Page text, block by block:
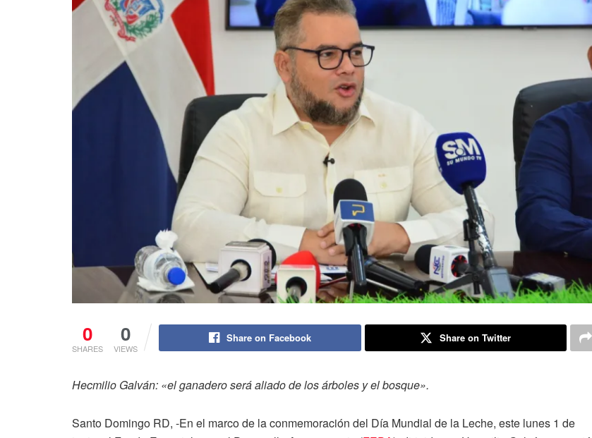
0
SHARES
0
VIEWS
Share on Facebook Share on Twitter
Hecmilio Galván: «el ganadero será aliado de los árboles y el bosque».
Santo Domingo RD, -En el marco de la conmemoración del Día Mundial de la Leche, este lunes 1 de